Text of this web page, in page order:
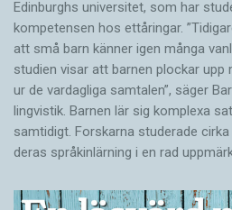
Edinburghs universitet, som har
kompetensen hos ettåringar.
att små barn känner igen många
studien visar att barnen plockar
ur de vardagliga samtalen”, säger
lingvistik. Barnen lär sig komplexa
samtidigt. Forskarna studerade
deras språkinlärning i en rad